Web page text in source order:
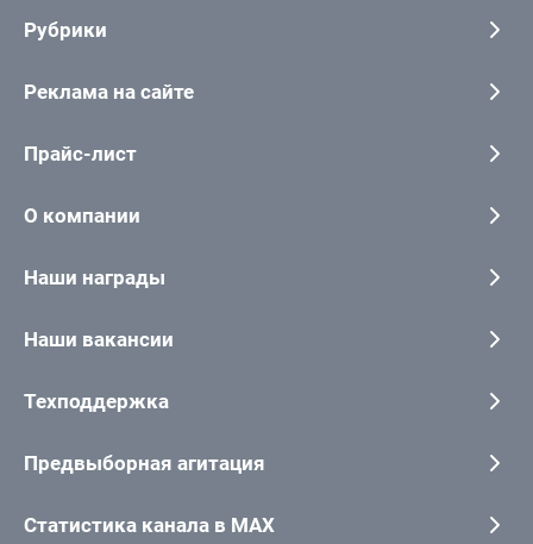
Рубрики
Реклама на сайте
Прайс-лист
О компании
Наши награды
Наши вакансии
Техподдержка
Предвыборная агитация
Статистика канала в MAX